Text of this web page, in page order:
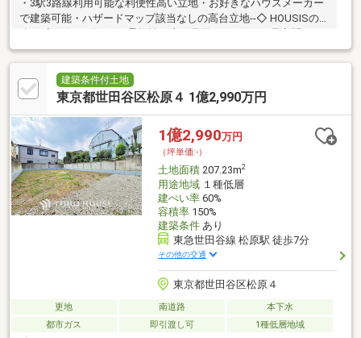
・3駅3路線利用可能な利便性高い立地・お好きなハウスメーカー
で建築可能・ハザードマップ該当なしの高台立地--◇ HOUSISの
せん！☆未公開情報力、提案力 23区全域にスーモ未掲載物件が
多数ございます。☆提携銀行多数、無料FP相談 お客様や物件ご
とに条件の良い銀行を提案します。☆アフターサービス 「安
心」を守るサービスを多数ご用意しています。■ご案内・物件詳
8580-2139 (担当直通)
建築条件付土地
東京都世田谷区松原４ 1億2,990万円
1億2,990万円
（坪単価:-）
土地面積207.23m2
用途地域１種低層
建ぺい率60%
容積率150%
建築条件あり
東急世田谷線 松原駅 徒歩7分
その他の交通
東京都世田谷区松原４
更地 南道路
本下水
都市ガス
即引渡し可 1種低層地域